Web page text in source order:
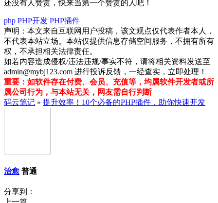
还没有人赞赏，快来当第一个赞赏的人吧！
php PHP开发 PHP插件
声明：本文来自互联网用户投稿，该文观点仅代表作者本人，
不代表本站立场。本站仅提供信息存储空间服务，不拥有所有
权，不承担相关法律责任。
如若内容造成侵权/违法违规/事实不符，请将相关资料发送至
admin@mybj123.com 进行投诉反馈，一经查实，立即处理！
重要：如软件存在付费、会员、充值等，均属软件开发者或所
属公司行为，与本站无关，网友需自行判断
码云笔记 » 提升效率！10个必备的PHP插件，助你快速开发
治愈 普通
分享到：